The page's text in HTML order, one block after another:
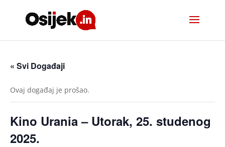
« Svi Događaji
Ovaj događaj je prošao.
Kino Urania – Utorak, 25. studenog
2025.